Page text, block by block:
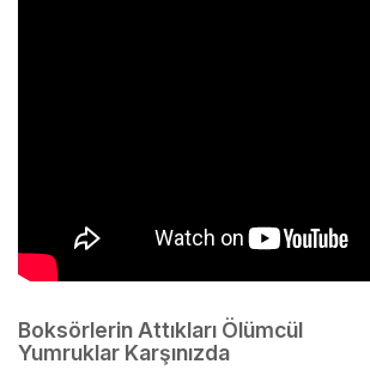
Boksörlerin Attıkları Ölümcül
Yumruklar Karşınızda